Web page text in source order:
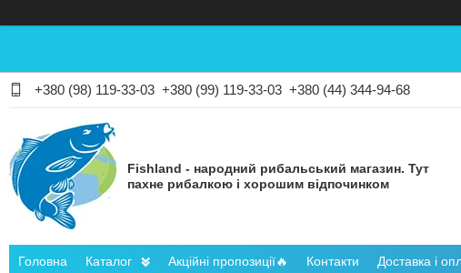
+380 (98) 119-33-03 +380 (99) 119-33-03 +380 (44) 344-94-68
Fishland - народний рибальський магазин. Тут
пахне рибалкою і хорошим відпочинком
Головна Каталог Акційні пропозиції🔥 Контакти Доставка і